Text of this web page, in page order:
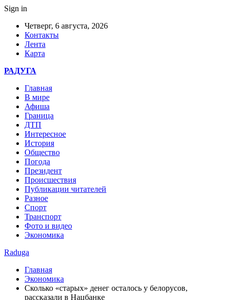
Sign in
Четверг, 6 августа, 2026
Контакты
Лента
Карта
РАДУГА
Главная
В мире
Афиша
Граница
ДТП
Интересное
История
Общество
Погода
Президент
Происшествия
Публикации читателей
Разное
Спорт
Транспорт
Фото и видео
Экономика
Raduga
Главная
Экономика
Сколько «старых» денег осталось у белорусов,
рассказали в Нацбанке